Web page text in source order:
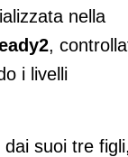
nella
,
i livelli
dai suoi tre